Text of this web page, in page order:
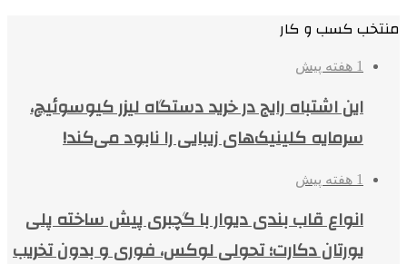
منتخب کسب و کار
1 هفته پیش
این اشتباه رایج در خرید دستگاه لیزر کیوسوئیچ،
سرمایه کلینیک‌های زیبایی را نابود می‌کند!
1 هفته پیش
انواع قاب بندی دیوار با گچبری پیش ساخته پلی
یورتان دکارت؛ تحولی لوکس، فوری و بدون تخریب